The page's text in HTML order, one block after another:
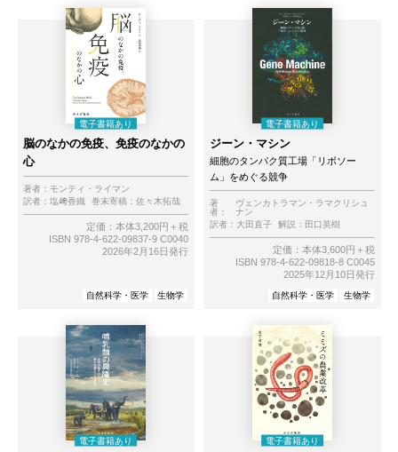
脳のなかの免疫、免疫のなかの
心
著者： モンティ・ライマン
訳者： 塩﨑香織 巻末寄稿： 佐々木拓哉
定価：本体3,200円＋税
ISBN 978-4-622-09837-9 C0040
2026年2月16日発行
自然科学・医学 生物学
ジーン・マシン
細胞のタンパク質工場「リボソー
ム」をめぐる競争
著
者：
ヴェンカトラマン・ラマクリシュ
ナン
訳者： 大田直子 解説： 田口英樹
定価：本体3,600円＋税
ISBN 978-4-622-09818-8 C0045
2025年12月10日発行
自然科学・医学 生物学